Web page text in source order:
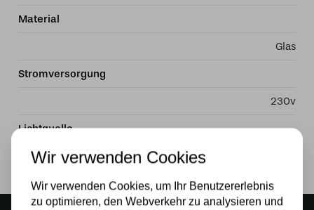
Material
Glas
Stromversorgung
230v
Lichtquelle
Wir verwenden Cookies
Wir verwenden Cookies, um Ihr Benutzererlebnis
zu optimieren, den Webverkehr zu analysieren und